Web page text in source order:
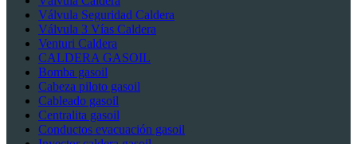
Válvula Seguridad Caldera
Válvula 3 Vías Caldera
Venturi Caldera
CALDERA GASOIL
Bomba gasoil
Cabeza piloto gasoil
Cableado gasoil
Centralita gasoil
Conductos evacuación gasoil